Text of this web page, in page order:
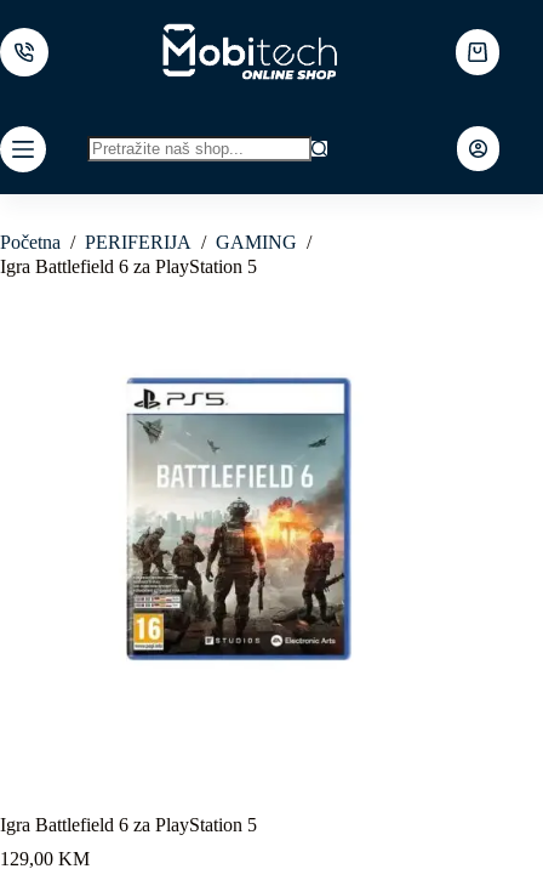
to
content
Shopping
cart
results
Početna / PERIFERIJA / GAMING /
Igra Battlefield 6 za PlayStation 5
Igra Battlefield 6 za PlayStation 5
129,00 KM